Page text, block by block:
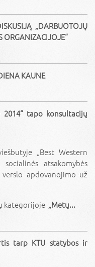
„DARBUOTOJŲ
ORGANIZACIJOJE“
KAUNE
tapo konsultacijų
„Best Western
atsakomybės
apdovanojimo už
kategorijoje „Metų...
tarp KTU statybos ir